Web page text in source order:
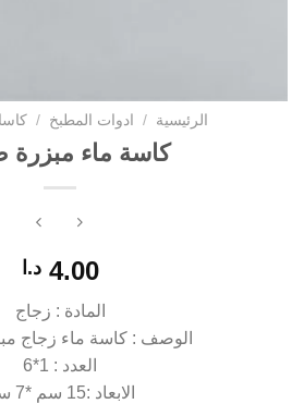
الرئيسية / ادوات المطبخ /
كاسة ماء مبزرة
4.00 د.ا
المادة : زجاج
الوصف : كاسة ماء زجاج
العدد : 1*6
الابعاد :15 سم *7 سم